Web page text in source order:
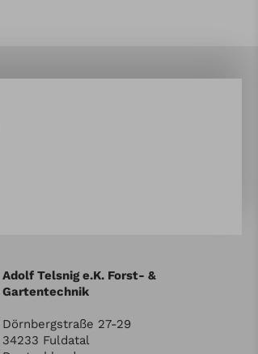
Adolf Telsnig e.K. Forst- &
Gartentechnik
Dörnbergstraße 27-29
34233 Fuldatal